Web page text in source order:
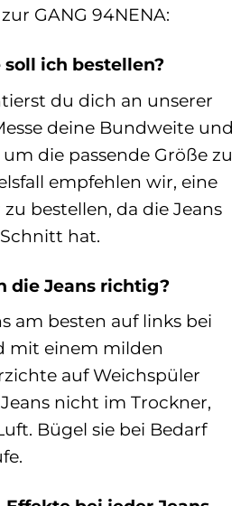
GANG 94NENA:
soll ich bestellen?
du dich an unserer
deine Bundweite und
die passende Größe zu
empfehlen wir, eine
bestellen, da die Jeans
hat.
die Jeans richtig?
am besten auf links bei
mit einem milden
auf Weichspüler
nicht im Trockner,
Bügel sie bei Bedarf